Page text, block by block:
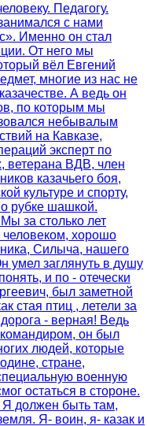
Педагогу.
с нами
Именно он стал
От него мы
вёл Евгений
многие из нас не
А ведь он
по которым мы
небывалым
на Кавказе,
эксперт по
ветерана ВДВ, член
казачьего боя,
культуре и спорту,
рубке шашкой.
за столько лет
человеком, хорошо
Силыча, нашего
умел заглянуть в душу
и по - отечески
был заметной
стая птиц , летели за
- верная! Ведь
он был
людей, которые
стране,
военную
остаться в стороне.
Я должен быть там,
Я- воин, я- казак и